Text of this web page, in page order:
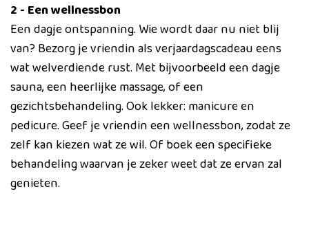
2 - Een wellnessbon
Een dagje ontspanning. Wie wordt daar nu niet blij
van? Bezorg je vriendin als verjaardagscadeau eens
wat welverdiende rust. Met bijvoorbeeld een dagje
sauna, een heerlijke massage, of een
gezichtsbehandeling. Ook lekker: manicure en
pedicure. Geef je vriendin een wellnessbon, zodat ze
zelf kan kiezen wat ze wil. Of boek een specifieke
behandeling waarvan je zeker weet dat ze ervan zal
genieten.